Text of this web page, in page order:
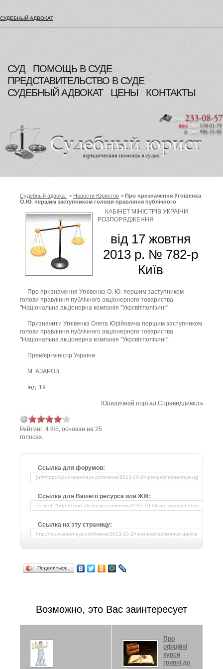
СУДЕБНЫЙ АДВОКАТ
СУД
ПОМОЩЬ В СУДЕ
ПРЕДСТАВИТЕЛЬСТВО В СУДЕ
СУДЕБНЫЙ АДВОКАТ
ЦЕНЫ КОНТАКТЫ
Судебный адвокат > Новости Юристов > Про призначення Угнівенка
О.Ю. першим заступником голови правління публічного
акціонерного товариства “Національна акціонерна компанія
“Укрсвітлолізинг”, Кабінет Міністрів УкраїниКАБІНЕТ МІНІСТРІВ УКРАЇНИ
РОЗПОРЯДЖЕННЯ
від 17 жовтня
2013 р. № 782-р
Київ
Про призначення Угнівенка О. Ю. першим заступником
голови правління публічного акціонерного товариства
"Національна акціонерна компанія "Укрсвітлолізинг"
Призначити Угнівенка Олега Юрійовича першим заступником
голови правління публічного акціонерного товариства
"Національна акціонерна компанія "Укрсвітлолізинг".
Прем'єр-міністр України
М. АЗАРОВ
Інд. 19
Юридичний портал Справедливість
Рейтинг: 4.8/5, основан на 25
голосах.
Ссылка для форумов:
Ссылка для Вашего ресурса или ЖЖ:
Ссылка на эту страницу:
Поделиться…
Возможно, это Вас заинтересует
Про
офіційні
курси
гривні до